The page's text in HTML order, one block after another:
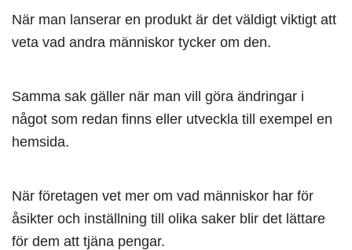
När man lanserar en produkt är det väldigt viktigt att
veta vad andra människor tycker om den.
Samma sak gäller när man vill göra ändringar i
något som redan finns eller utveckla till exempel en
hemsida.
När företagen vet mer om vad människor har för
åsikter och inställning till olika saker blir det lättare
för dem att tjäna pengar.